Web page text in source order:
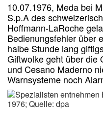
10.07.1976, Meda bei
S.p.A des
Hoffmann-LaRoche
Bedienungsfehler über
halbe Stunde lang
Giftwolkegeht über die
und Cesano Maderno
Warnsysteme noch